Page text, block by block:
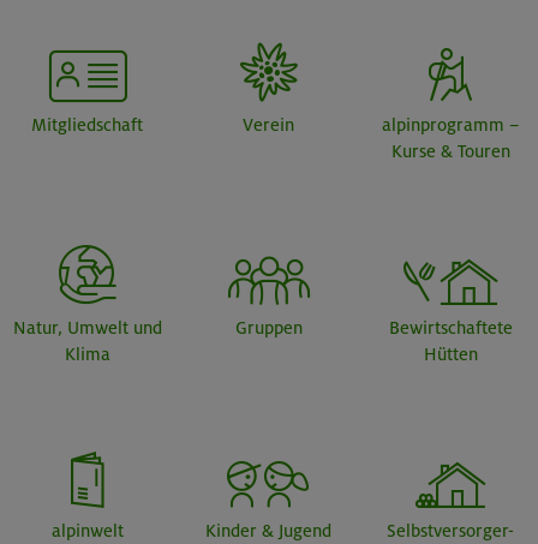
Mitgliedschaft Verein
alpinprogramm –
Kurse & Touren
Natur, Umwelt und
Klima
Gruppen
Bewirtschaftete
Hütten
alpinwelt Kinder & Jugend
Selbstversorger-